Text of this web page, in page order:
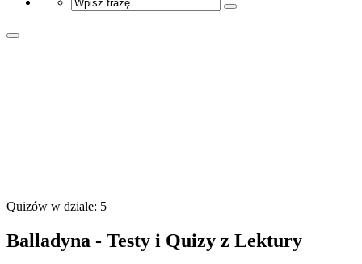
Quizów w dziale: 5
Balladyna - Testy i Quizy z Lektury